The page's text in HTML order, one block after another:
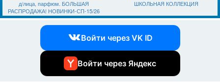
g
д/лица, парфюм. БОЛЬШАЯ
РАСПРОДАЖА! НОВИНКИ-СП-15/26
ШКОЛЬНАЯ КОЛЛЕКЦИЯ
Войти через VK ID
Войти через Яндекс